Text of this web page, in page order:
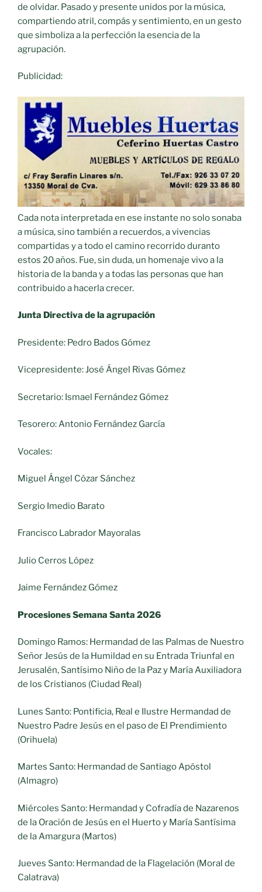
de olvidar. Pasado y presente unidos por la música,
compartiendo atril, compás y sentimiento, en un gesto
que simboliza a la perfección la esencia de la
agrupación.
Publicidad:
Cada nota interpretada en ese instante no solo sonaba
a música, sino también a recuerdos, a vivencias
compartidas y a todo el camino recorrido duranto
estos 20 años. Fue, sin duda, un homenaje vivo a la
historia de la banda y a todas las personas que han
contribuido a hacerla crecer.
Junta Directiva de la agrupación
Presidente: Pedro Bados Gómez
Vicepresidente: José Ángel Rivas Gómez
Secretario: Ismael Fernández Gómez
Tesorero: Antonio Fernández García
Vocales:
Miguel Ángel Cózar Sánchez
Sergio Imedio Barato
Francisco Labrador Mayoralas
Julio Cerros López
Jaime Fernández Gómez
Procesiones Semana Santa 2026
Domingo Ramos: Hermandad de las Palmas de Nuestro
Señor Jesús de la Humildad en su Entrada Triunfal en
Jerusalén, Santísimo Niño de la Paz y María Auxiliadora
de los Cristianos (Ciudad Real)
Lunes Santo: Pontificia, Real e Ilustre Hermandad de
Nuestro Padre Jesús en el paso de El Prendimiento
(Orihuela)
Martes Santo: Hermandad de Santiago Apóstol
(Almagro)
Miércoles Santo: Hermandad y Cofradía de Nazarenos
de la Oración de Jesús en el Huerto y María Santísima
de la Amargura (Martos)
Jueves Santo: Hermandad de la Flagelación (Moral de
Calatrava)